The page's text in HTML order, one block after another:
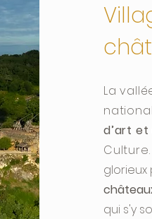
La
d’art et
Culture.
glorieux
qui s'y